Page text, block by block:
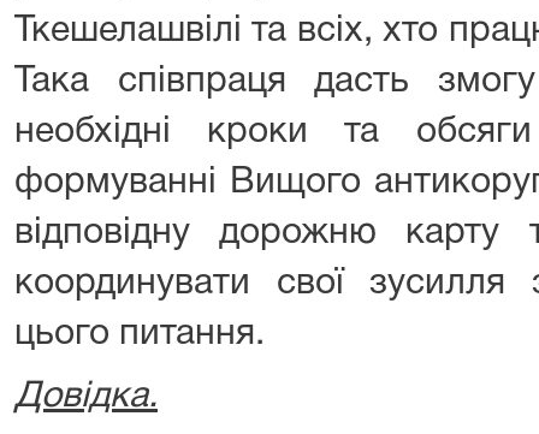
Ткешелашвілі та всіх, хто
Така співпраця дасть
необхідні кроки та
формуванні Вищого
відповідну дорожню карту
координувати свої
цього питання.
Довідка.